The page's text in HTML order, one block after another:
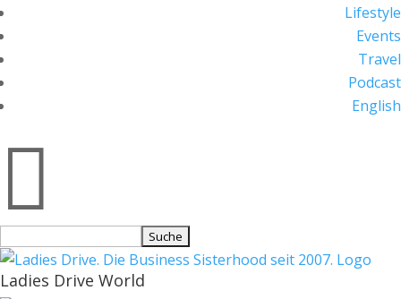
Lifestyle
Events
Travel
Podcast
English

nach:
Ladies Drive World